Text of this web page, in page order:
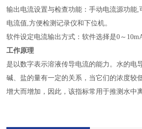
输出电流设置与检查功能：手动电流源功能,
电流值,方便检测记录仪和下位机。
软件设定电流输出方式：软件选择是0～
​工作原理
是以数字表示溶液传导电流的能力。水的电
碱、盐的量有一定的关系，当它们的浓度较
增大而增加，因此，该指标常用于推测水中